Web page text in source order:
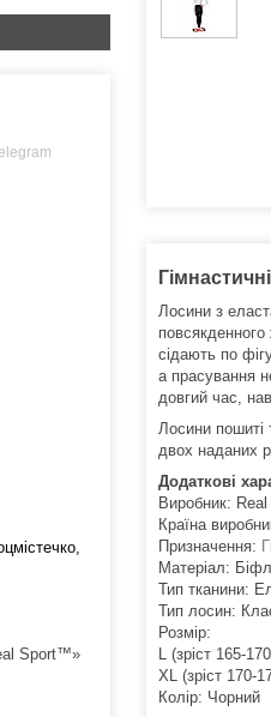
Лосини з
сідають по
а прасування
довгий час,
Лосини
двох наданих
Додаткові
Виробник:
Країна
Призначення:
Матеріал:
Тип тканини:
Тип лосин:
Розмір:
L (зріст 165-
XL (зріст 170-
Колір: Чорний
Sport™»